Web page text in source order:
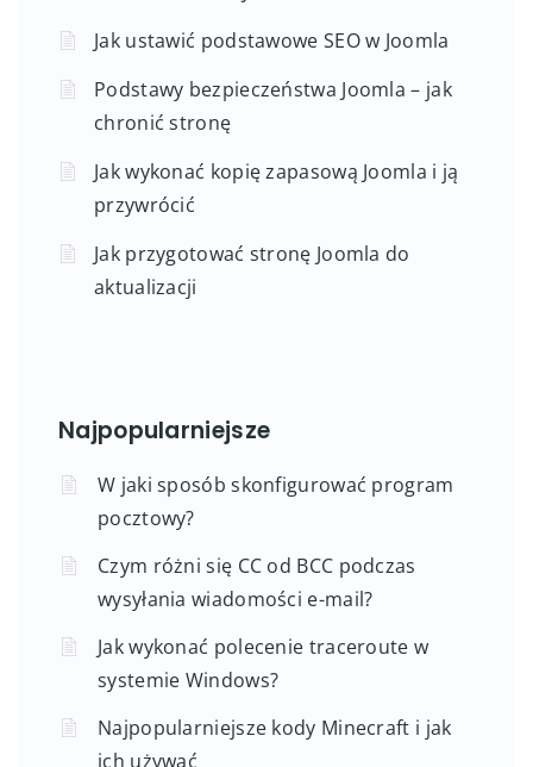
Jak ustawić podstawowe SEO w Joomla
Podstawy bezpieczeństwa Joomla – jak
chronić stronę
Jak wykonać kopię zapasową Joomla i ją
przywrócić
Jak przygotować stronę Joomla do
aktualizacji
Najpopularniejsze
W jaki sposób skonfigurować program
pocztowy?
Czym różni się CC od BCC podczas
wysyłania wiadomości e-mail?
Jak wykonać polecenie traceroute w
systemie Windows?
Najpopularniejsze kody Minecraft i jak
ich używać